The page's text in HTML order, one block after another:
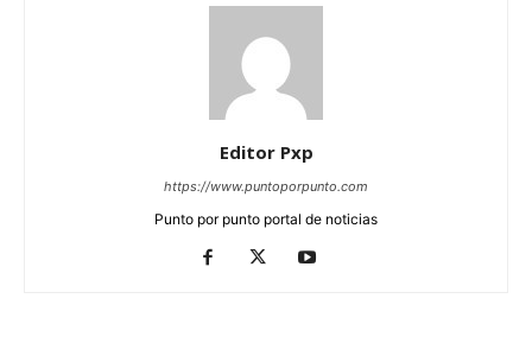
Editor Pxp
https://www.puntoporpunto.com
Punto por punto portal de noticias